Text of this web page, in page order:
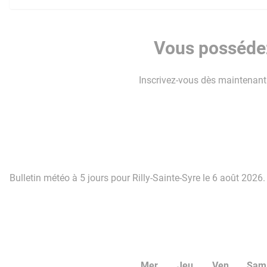
Vous
Inscrivez-vous dès
Bulletin météo à 5 jours pour Rilly-Sainte-Syre le 6 août 2026.